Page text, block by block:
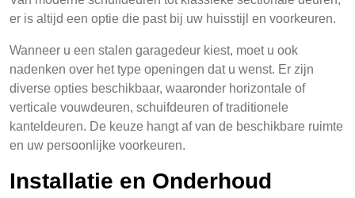
er is altijd een optie die past bij uw huisstijl en voorkeuren.
Wanneer u een stalen garagedeur kiest, moet u ook
nadenken over het type openingen dat u wenst. Er zijn
diverse opties beschikbaar, waaronder horizontale of
verticale vouwdeuren, schuifdeuren of traditionele
kanteldeuren. De keuze hangt af van de beschikbare ruimte
en uw persoonlijke voorkeuren.
Installatie en Onderhoud